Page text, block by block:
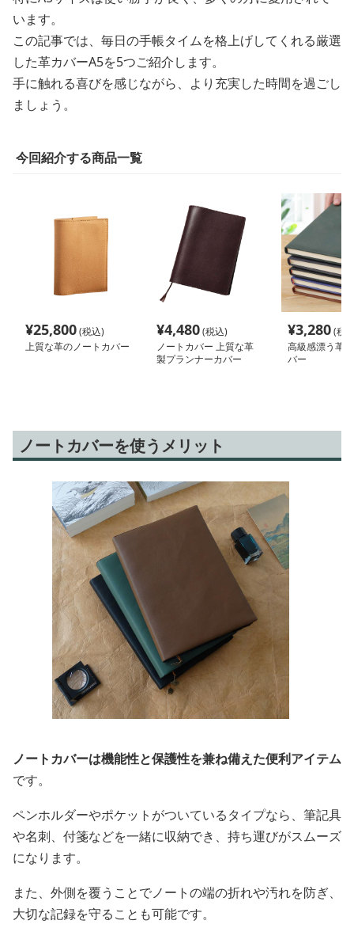
います。
この記事では、毎日の手帳タイムを格上げしてくれる厳選
した革カバーA5を5つご紹介します。
手に触れる喜びを感じながら、より充実した時間を過ごし
ましょう。
今回紹介する商品一覧
¥25,800(税込)
上質な革のノートカバー
¥4,480(税込)
ノートカバー 上質な革
製プランナーカバー
¥3,280(税
高級感漂う革
バー
ノートカバーを使うメリット
ノートカバーは機能性と保護性を兼ね備えた便利アイテム
です。
ペンホルダーやポケットがついているタイプなら、筆記具
や名刺、付箋などを一緒に収納でき、持ち運びがスムーズ
になります。
また、外側を覆うことでノートの端の折れや汚れを防ぎ、
大切な記録を守ることも可能です。